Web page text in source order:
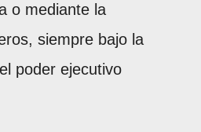
o mediante la
siempre bajo la
poder ejecutivo